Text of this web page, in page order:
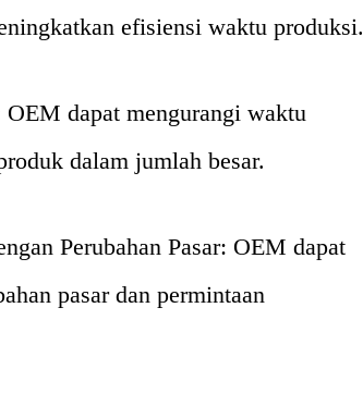
efisiensi waktu produksi.
dapat mengurangi waktu
dalam jumlah besar.
Perubahan Pasar: OEM dapat
pasar dan permintaan